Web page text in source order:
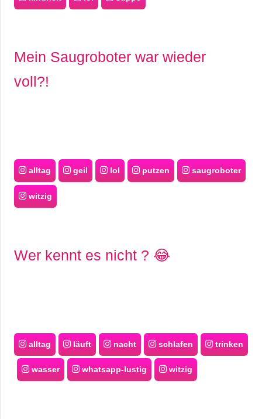
Mein Saugroboter war wieder
voll?!
alltag geil lol putzen saugroboter
witzig
Wer kennt es nicht ? 😂
alltag läuft nacht schlafen trinken
wasser whatsapp-lustig witzig